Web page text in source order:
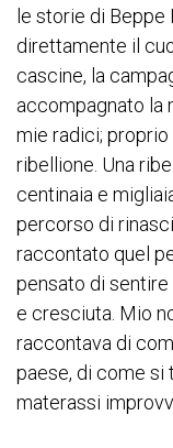
le storie di
direttamente il
cascine, la
accompagnato la
mie radici;
ribellione. Una
centinaia e
percorso di
raccontato quel
pensato di
e cresciuta. Mio
raccontava di
paese, di come si
materassi